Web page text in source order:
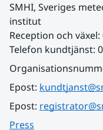
SMHI, Sveriges
institut
Reception och växel:
Telefon kundtjänst:
Epost:
Epost:
Press